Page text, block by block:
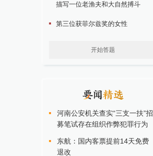
描写一位老渔夫和大自然搏斗
第三位获菲尔兹奖的女性
开始答题
河南公安机关查实“三支一扶”招
募笔试存在组织作弊犯罪行为
东航：国内客票提前14天免费
退改